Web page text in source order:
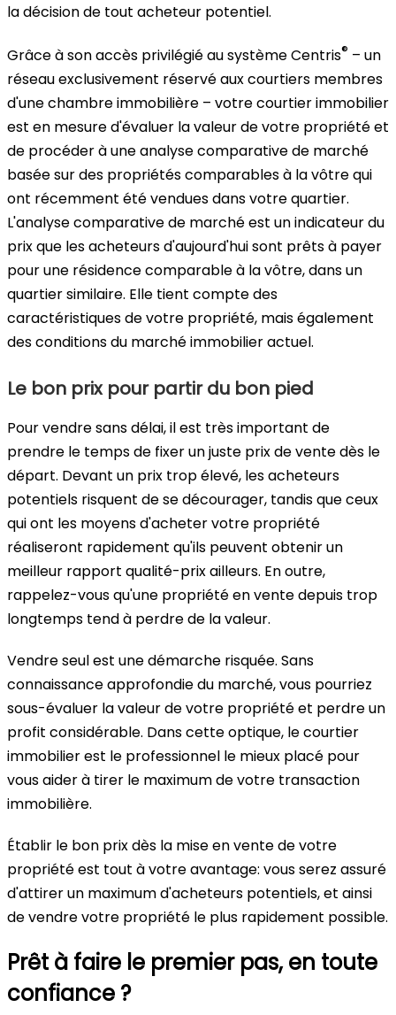
la décision de tout acheteur potentiel.
Grâce à son accès privilégié au système Centris® – un
réseau exclusivement réservé aux courtiers membres
d'une chambre immobilière – votre courtier immobilier
est en mesure d'évaluer la valeur de votre propriété et
de procéder à une analyse comparative de marché
basée sur des propriétés comparables à la vôtre qui
ont récemment été vendues dans votre quartier.
L'analyse comparative de marché est un indicateur du
prix que les acheteurs d'aujourd'hui sont prêts à payer
pour une résidence comparable à la vôtre, dans un
quartier similaire. Elle tient compte des
caractéristiques de votre propriété, mais également
des conditions du marché immobilier actuel.
Le bon prix pour partir du bon pied
Pour vendre sans délai, il est très important de
prendre le temps de fixer un juste prix de vente dès le
départ. Devant un prix trop élevé, les acheteurs
potentiels risquent de se décourager, tandis que ceux
qui ont les moyens d'acheter votre propriété
réaliseront rapidement qu'ils peuvent obtenir un
meilleur rapport qualité-prix ailleurs. En outre,
rappelez-vous qu'une propriété en vente depuis trop
longtemps tend à perdre de la valeur.
Vendre seul est une démarche risquée. Sans
connaissance approfondie du marché, vous pourriez
sous-évaluer la valeur de votre propriété et perdre un
profit considérable. Dans cette optique, le courtier
immobilier est le professionnel le mieux placé pour
vous aider à tirer le maximum de votre transaction
immobilière.
Établir le bon prix dès la mise en vente de votre
propriété est tout à votre avantage: vous serez assuré
d'attirer un maximum d'acheteurs potentiels, et ainsi
de vendre votre propriété le plus rapidement possible.
Prêt à faire le premier pas, en toute
confiance ?